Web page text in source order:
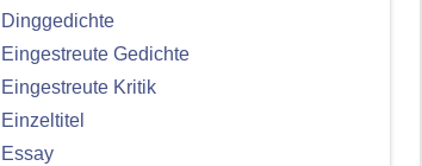
Dinggedichte
Eingestreute Gedichte
Eingestreute Kritik
Einzeltitel
Essay